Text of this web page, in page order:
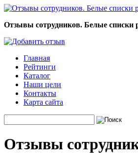
Отзывы сотрудников. Белые списки
Главная
Рейтинги
Каталог
Наши цели
Контакты
Карта сайта
Отзывы